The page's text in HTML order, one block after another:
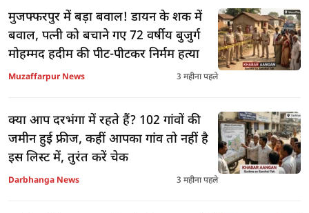
मुजफ्फरपुर में बड़ा बवाल! डायन के शक में
बवाल, पत्नी को बचाने गए 72 वर्षीय बुजुर्ग
मोहम्मद हदीम की पीट-पीटकर निर्मम हत्या
Muzaffarpur News 3 महीना पहले
क्या आप दरभंगा में रहते हैं? 102 गांवों की
जमीन हुई फ्रीज, कहीं आपका गांव तो नहीं है
इस लिस्ट में, तुरंत करें चेक
Darbhanga News 3 महीना पहले